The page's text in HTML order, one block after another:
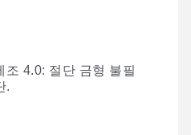
조 4.0: 절단 금형 불필
.